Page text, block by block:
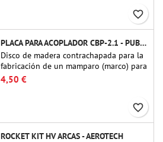
favorite_border
PLACA PARA ACOPLADOR CBP-2.1 - PUBLIC MISSILES LTD.
Disco de madera contrachapada para la
fabricación de un mamparo (marco) para
acopladores de tubo de 54 mm de
Public Missiles Ltd. (PT-2.1 o QT-2.1)
4,50 €
favorite_border
ROCKET KIT HV ARCAS - AEROTECH